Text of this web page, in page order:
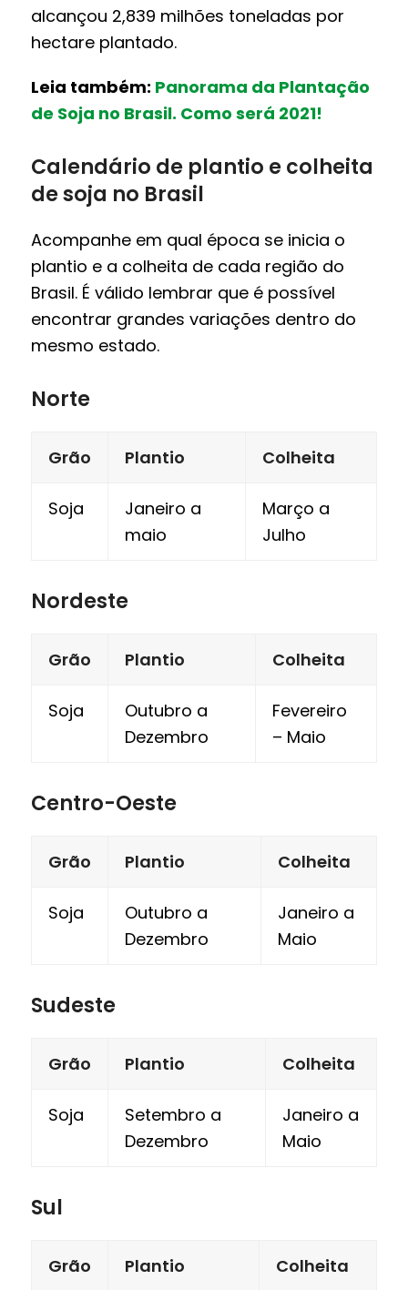
alcançou 2,839 milhões toneladas por
hectare plantado.
Leia também: Panorama da Plantação
de Soja no Brasil. Como será 2021!
Calendário de plantio e colheita
de soja no Brasil
Acompanhe em qual época se inicia o
plantio e a colheita de cada região do
Brasil. É válido lembrar que é possível
encontrar grandes variações dentro do
mesmo estado.
Norte
Grão Plantio Colheita
Soja
Janeiro a
maio
Março a
Julho
Nordeste
Grão Plantio Colheita
Soja
Outubro a
Dezembro
Fevereiro
– Maio
Centro-Oeste
Grão Plantio Colheita
Soja
Outubro a
Dezembro
Janeiro a
Maio
Sudeste
Grão Plantio Colheita
Soja
Setembro a
Dezembro
Janeiro a
Maio
Sul
Grão Plantio Colheita